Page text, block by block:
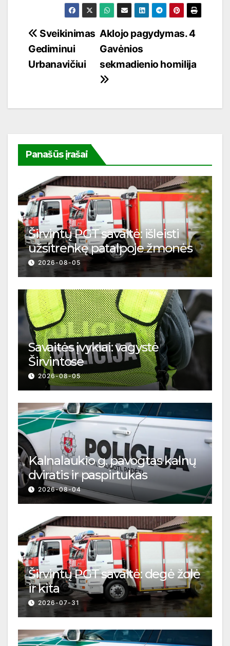
Navigacija
tarp
įrašų
Aklojo pagydymas. 4
Gavėnios
sekmadienio homilija
Sveikinimas
Gediminui
Urbanavičiui
Panašūs įrašai
Širvintų PGT savaitė: išleisti
užsitrenkę patalpoje žmonės
2026-08-05
Savaitės įvykiai: vagystė
Širvintose
2026-08-05
Kalnalaukio g. pavogtas kalnų
dviratis ir paspirtukas
2026-08-04
Širvintų PGT savaitė: degė žolė
ir kita
2026-07-31